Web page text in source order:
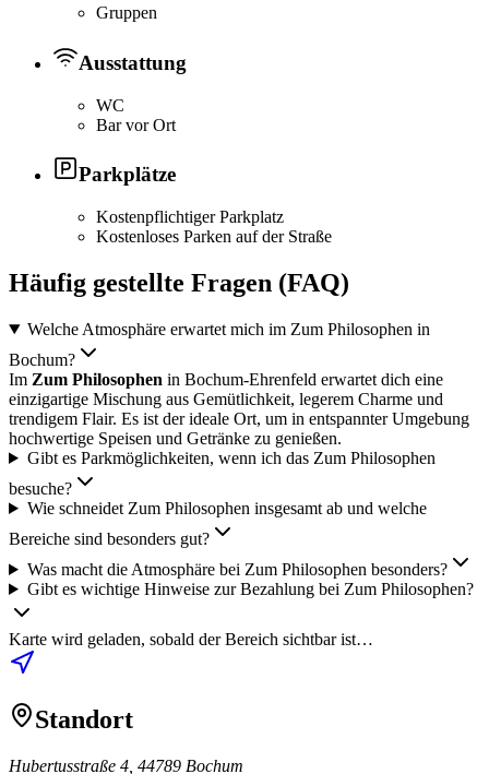
Gruppen
Ausstattung
WC
Bar vor Ort
Parkplätze
Kostenpflichtiger Parkplatz
Kostenloses Parken auf der Straße
Häufig gestellte Fragen (FAQ)
Welche Atmosphäre erwartet mich im Zum Philosophen in
Bochum?
Im Zum Philosophen in Bochum-Ehrenfeld erwartet dich eine
einzigartige Mischung aus Gemütlichkeit, legerem Charme und
trendigem Flair. Es ist der ideale Ort, um in entspannter Umgebung
hochwertige Speisen und Getränke zu genießen.
Gibt es Parkmöglichkeiten, wenn ich das Zum Philosophen
besuche?
Wie schneidet Zum Philosophen insgesamt ab und welche
Bereiche sind besonders gut?
Was macht die Atmosphäre bei Zum Philosophen besonders?
Gibt es wichtige Hinweise zur Bezahlung bei Zum Philosophen?
Karte wird geladen, sobald der Bereich sichtbar ist…
Standort
Hubertusstraße 4, 44789 Bochum